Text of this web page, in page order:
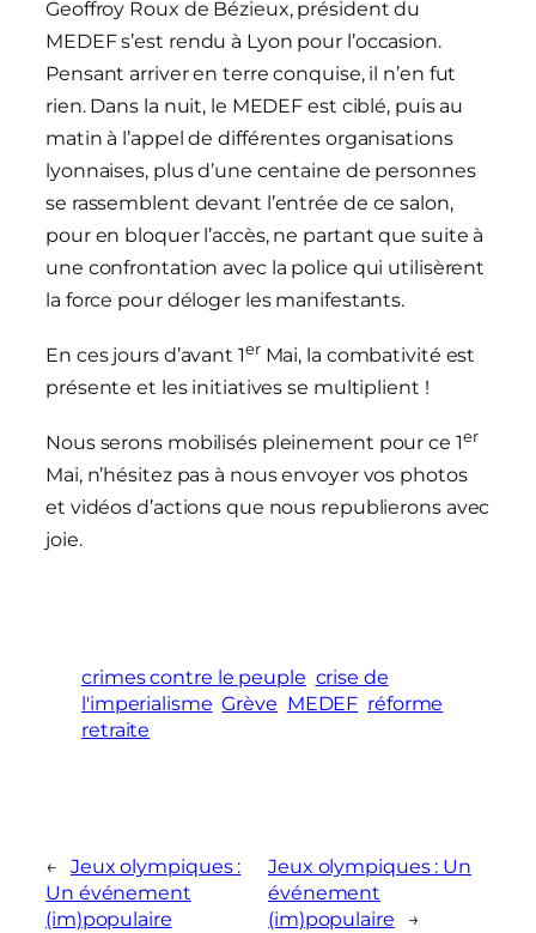
Geoffroy Roux de Bézieux, président du
MEDEF s’est rendu à Lyon pour l’occasion.
Pensant arriver en terre conquise, il n’en fut
rien. Dans la nuit, le MEDEF est ciblé, puis au
matin à l’appel de différentes organisations
lyonnaises, plus d’une centaine de personnes
se rassemblent devant l’entrée de ce salon,
pour en bloquer l’accès, ne partant que suite à
une confrontation avec la police qui utilisèrent
la force pour déloger les manifestants.
En ces jours d’avant 1erMai, la combativité est
présente et les initiatives se multiplient !
Nous serons mobilisés pleinement pour ce 1er
Mai, n’hésitez pas à nous envoyer vos photos
et vidéos d’actions que nous republierons avec
joie.
crimes contre le peuple crise de
l'imperialisme Grève MEDEF réforme
retraite
←
Jeux olympiques :
Un événement
(im)populaire
Jeux olympiques : Un
événement
(im)populaire
→